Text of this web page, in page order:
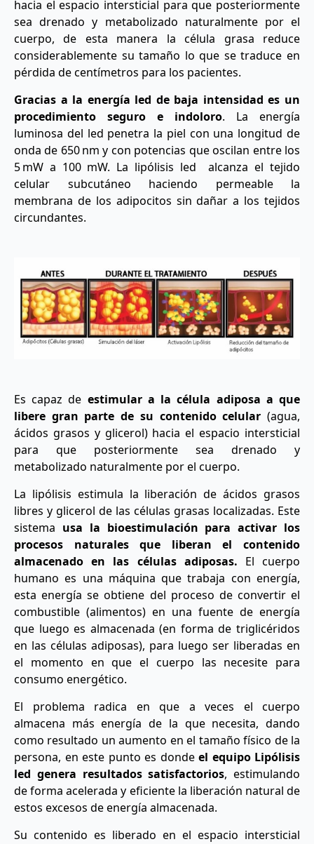
hacia el espacio intersticial para que posteriormente
sea drenado y metabolizado naturalmente por el
cuerpo, de esta manera la célula grasa reduce
considerablemente su tamaño lo que se traduce en
pérdida de centímetros para los pacientes.
Gracias a la energía led de baja intensidad es un
procedimiento seguro e indoloro. La energía
luminosa del led penetra la piel con una longitud de
onda de 650 nm y con potencias que oscilan entre los
5 mW a 100 mW. La lipólisis led alcanza el tejido
celular subcutáneo haciendo permeable la
membrana de los adipocitos sin dañar a los tejidos
circundantes.
Es capaz de estimular a la célula adiposa a que
libere gran parte de su contenido celular (agua,
ácidos grasos y glicerol) hacia el espacio intersticial
para que posteriormente sea drenado y
metabolizado naturalmente por el cuerpo.
La lipólisis estimula la liberación de ácidos grasos
libres y glicerol de las células grasas localizadas. Este
sistema usa la bioestimulación para activar los
procesos naturales que liberan el contenido
almacenado en las células adiposas. El cuerpo
humano es una máquina que trabaja con energía,
esta energía se obtiene del proceso de convertir el
combustible (alimentos) en una fuente de energía
que luego es almacenada (en forma de triglicéridos
en las células adiposas), para luego ser liberadas en
el momento en que el cuerpo las necesite para
consumo energético.
El problema radica en que a veces el cuerpo
almacena más energía de la que necesita, dando
como resultado un aumento en el tamaño físico de la
persona, en este punto es donde el equipo Lipólisis
led genera resultados satisfactorios, estimulando
de forma acelerada y eficiente la liberación natural de
estos excesos de energía almacenada.
Su contenido es liberado en el espacio intersticial